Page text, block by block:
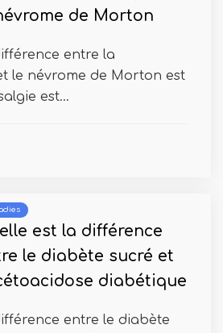
de Morton
entre la
le névrome de Morton est
est...
est la différence
le diabète sucré et
diabétique
entre le diabète